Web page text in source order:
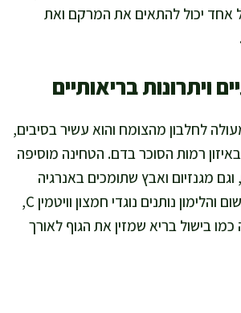
אחד יכול להתאים את המרקם ואת
ויתרונות בריאותיים
לחלבון מהצומח והוא עשיר בסיבים,
רמות הסוכר בדם. הטחינה מוסיפה
וגם מגנזיום ואבץ שתומכים באנרגיה
ובמערכת החיסון. השום והלימון נותנים נוגדי חמצון וויטמין C,
בישול בריא שמזין את הגוף לאורך